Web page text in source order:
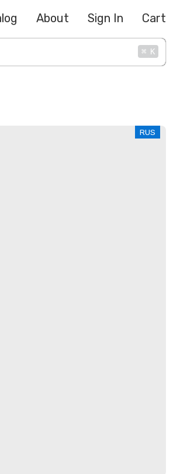
About Sign In Cart
⌘ K
RUS